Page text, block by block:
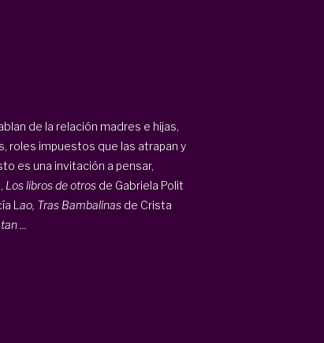
de la relación madres e hijas,
roles impuestos que las atrapan y
es una invitación a pensar,
Los libros de otrosde Gabriela Polit
L ao, Tras Bambalinasde Crista
...